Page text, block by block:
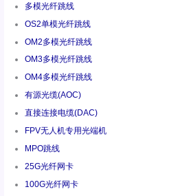
多模光纤跳线
OS2单模光纤跳线
OM2多模光纤跳线
OM3多模光纤跳线
OM4多模光纤跳线
有源光缆(AOC)
直接连接电缆(DAC)
FPV无人机专用光端机
MPO跳线
25G光纤网卡
100G光纤网卡